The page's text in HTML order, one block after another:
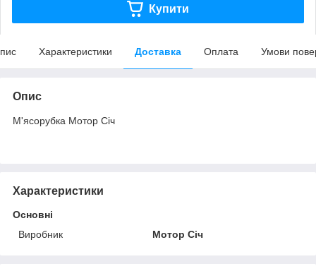
Купити
Характеристики Доставка Оплата Умови
Опис
М'ясорубка Мотор Січ
Характеристики
Основні
Виробник
Мотор Січ